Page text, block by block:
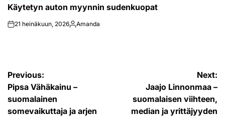
IN
Käytetyn auton myynnin sudenkuopat
on21 heinäkuun, 2026Posted
Amanda
Artikkelien
selaus
Previous:
Pipsa Vähäkainu –
suomalainen
somevaikuttaja ja arjen
Next:
Jaajo Linnonmaa –
suomalaisen viihteen,
median ja yrittäjyyden